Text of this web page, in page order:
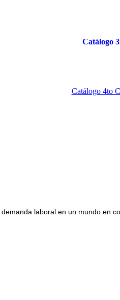
Catálogo
Catálogo 4to
laboral en un mundo en